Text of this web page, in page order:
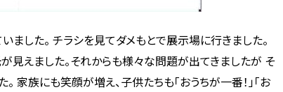
した。 チラシを見てダメもとで展示場に行きました。
見えました。それからも様々な問題が出てきましたが そ
族にも笑顔が増え、子供たちも「おうちが一番！」「お